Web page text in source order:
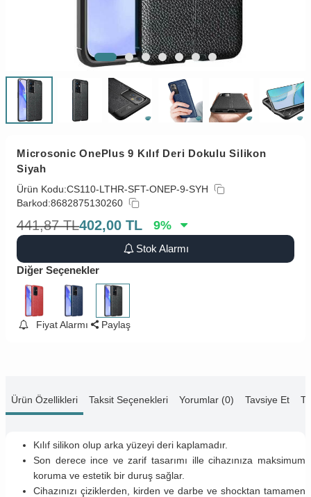
Microsonic OnePlus 9 Kılıf Deri Dokulu Silikon
Siyah
Ürün Kodu:CS110-LTHR-SFT-ONEP-9-SYH
Barkod:8682875130260
441,87 TL402,00 TL 9%
Stok Alarmı
Diğer Seçenekler
Fiyat Alarmı Paylaş
Ürün Özellikleri Taksit Seçenekleri Yorumlar (0) Tavsiye Et
Kılıf silikon olup arka yüzeyi deri kaplamadır.
Son derece ince ve zarif tasarımı ille cihazınıza maksimum
koruma ve estetik bir duruş sağlar.
Cihazınızı çiziklerden, kirden ve darbe ve shocktan tamamen